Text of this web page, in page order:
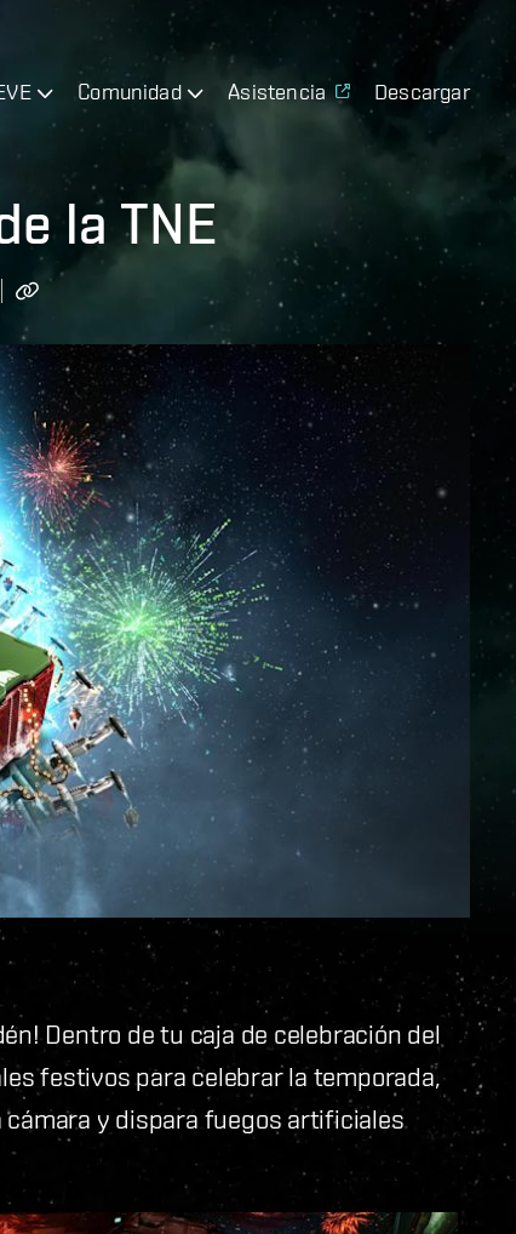
Comunidad Asistencia Descargar
la TNE
Dentro de tu caja de celebración del
festivos para celebrar la temporada,
cámara y dispara fuegos artificiales